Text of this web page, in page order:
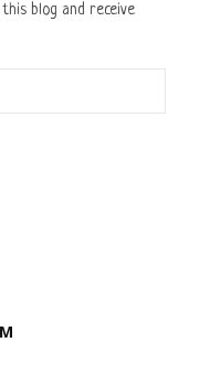
blog and receive